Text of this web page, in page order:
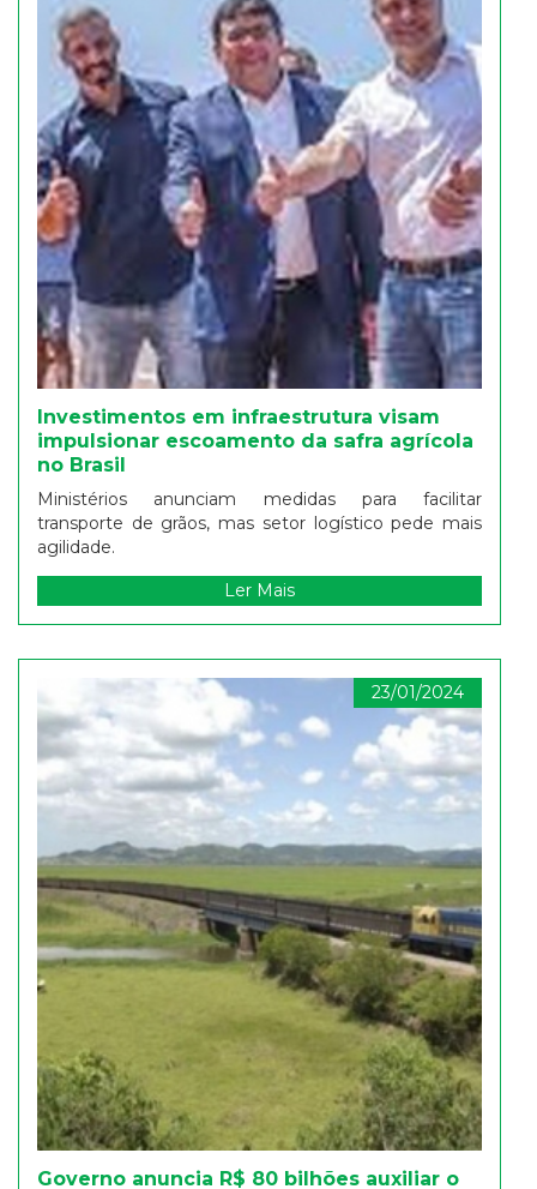
Investimentos em infraestrutura visam
impulsionar escoamento da safra agrícola
no Brasil
Ministérios anunciam medidas para facilitar
transporte de grãos, mas setor logístico pede mais
agilidade.
Ler Mais
23/01/2024
Governo anuncia R$ 80 bilhões auxiliar o